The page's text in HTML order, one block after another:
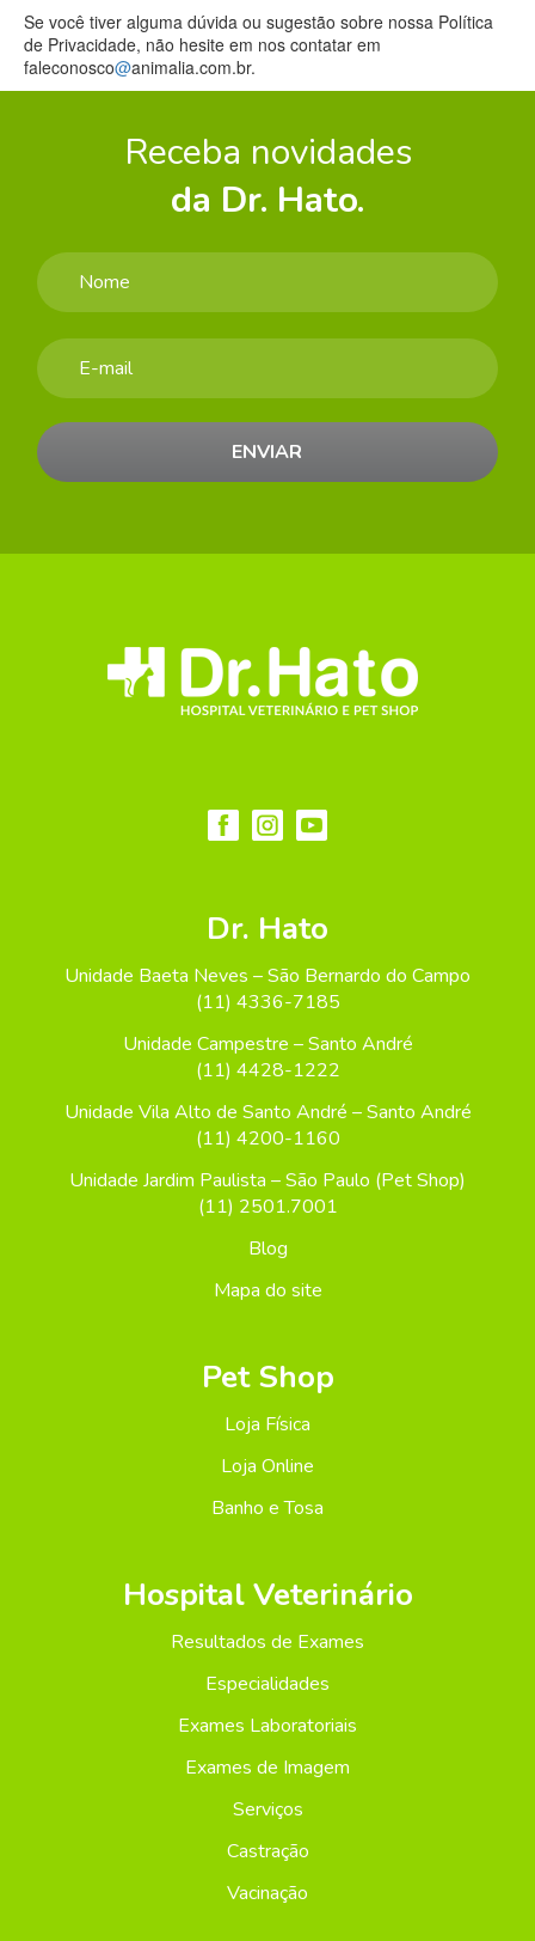
Se você tiver alguma dúvida ou sugestão sobre nossa Política
de Privacidade, não hesite em nos contatar em
faleconosco@animalia.com.br.
Receba novidades
da Dr. Hato.
Dr. Hato
Unidade Baeta Neves – São Bernardo do Campo
(11) 4336-7185
Unidade Campestre – Santo André
(11) 4428-1222
Unidade Vila Alto de Santo André – Santo André
(11) 4200-1160
Unidade Jardim Paulista – São Paulo (Pet Shop)
(11) 2501.7001
Blog
Mapa do site
Pet Shop
Loja Física
Loja Online
Banho e Tosa
Hospital Veterinário
Resultados de Exames
Especialidades
Exames Laboratoriais
Exames de Imagem
Serviços
Castração
Vacinação